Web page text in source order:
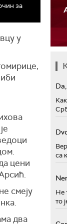
за
у
цени
смеју
два
са
Не
то